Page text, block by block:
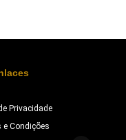
Privacidade
e Condições